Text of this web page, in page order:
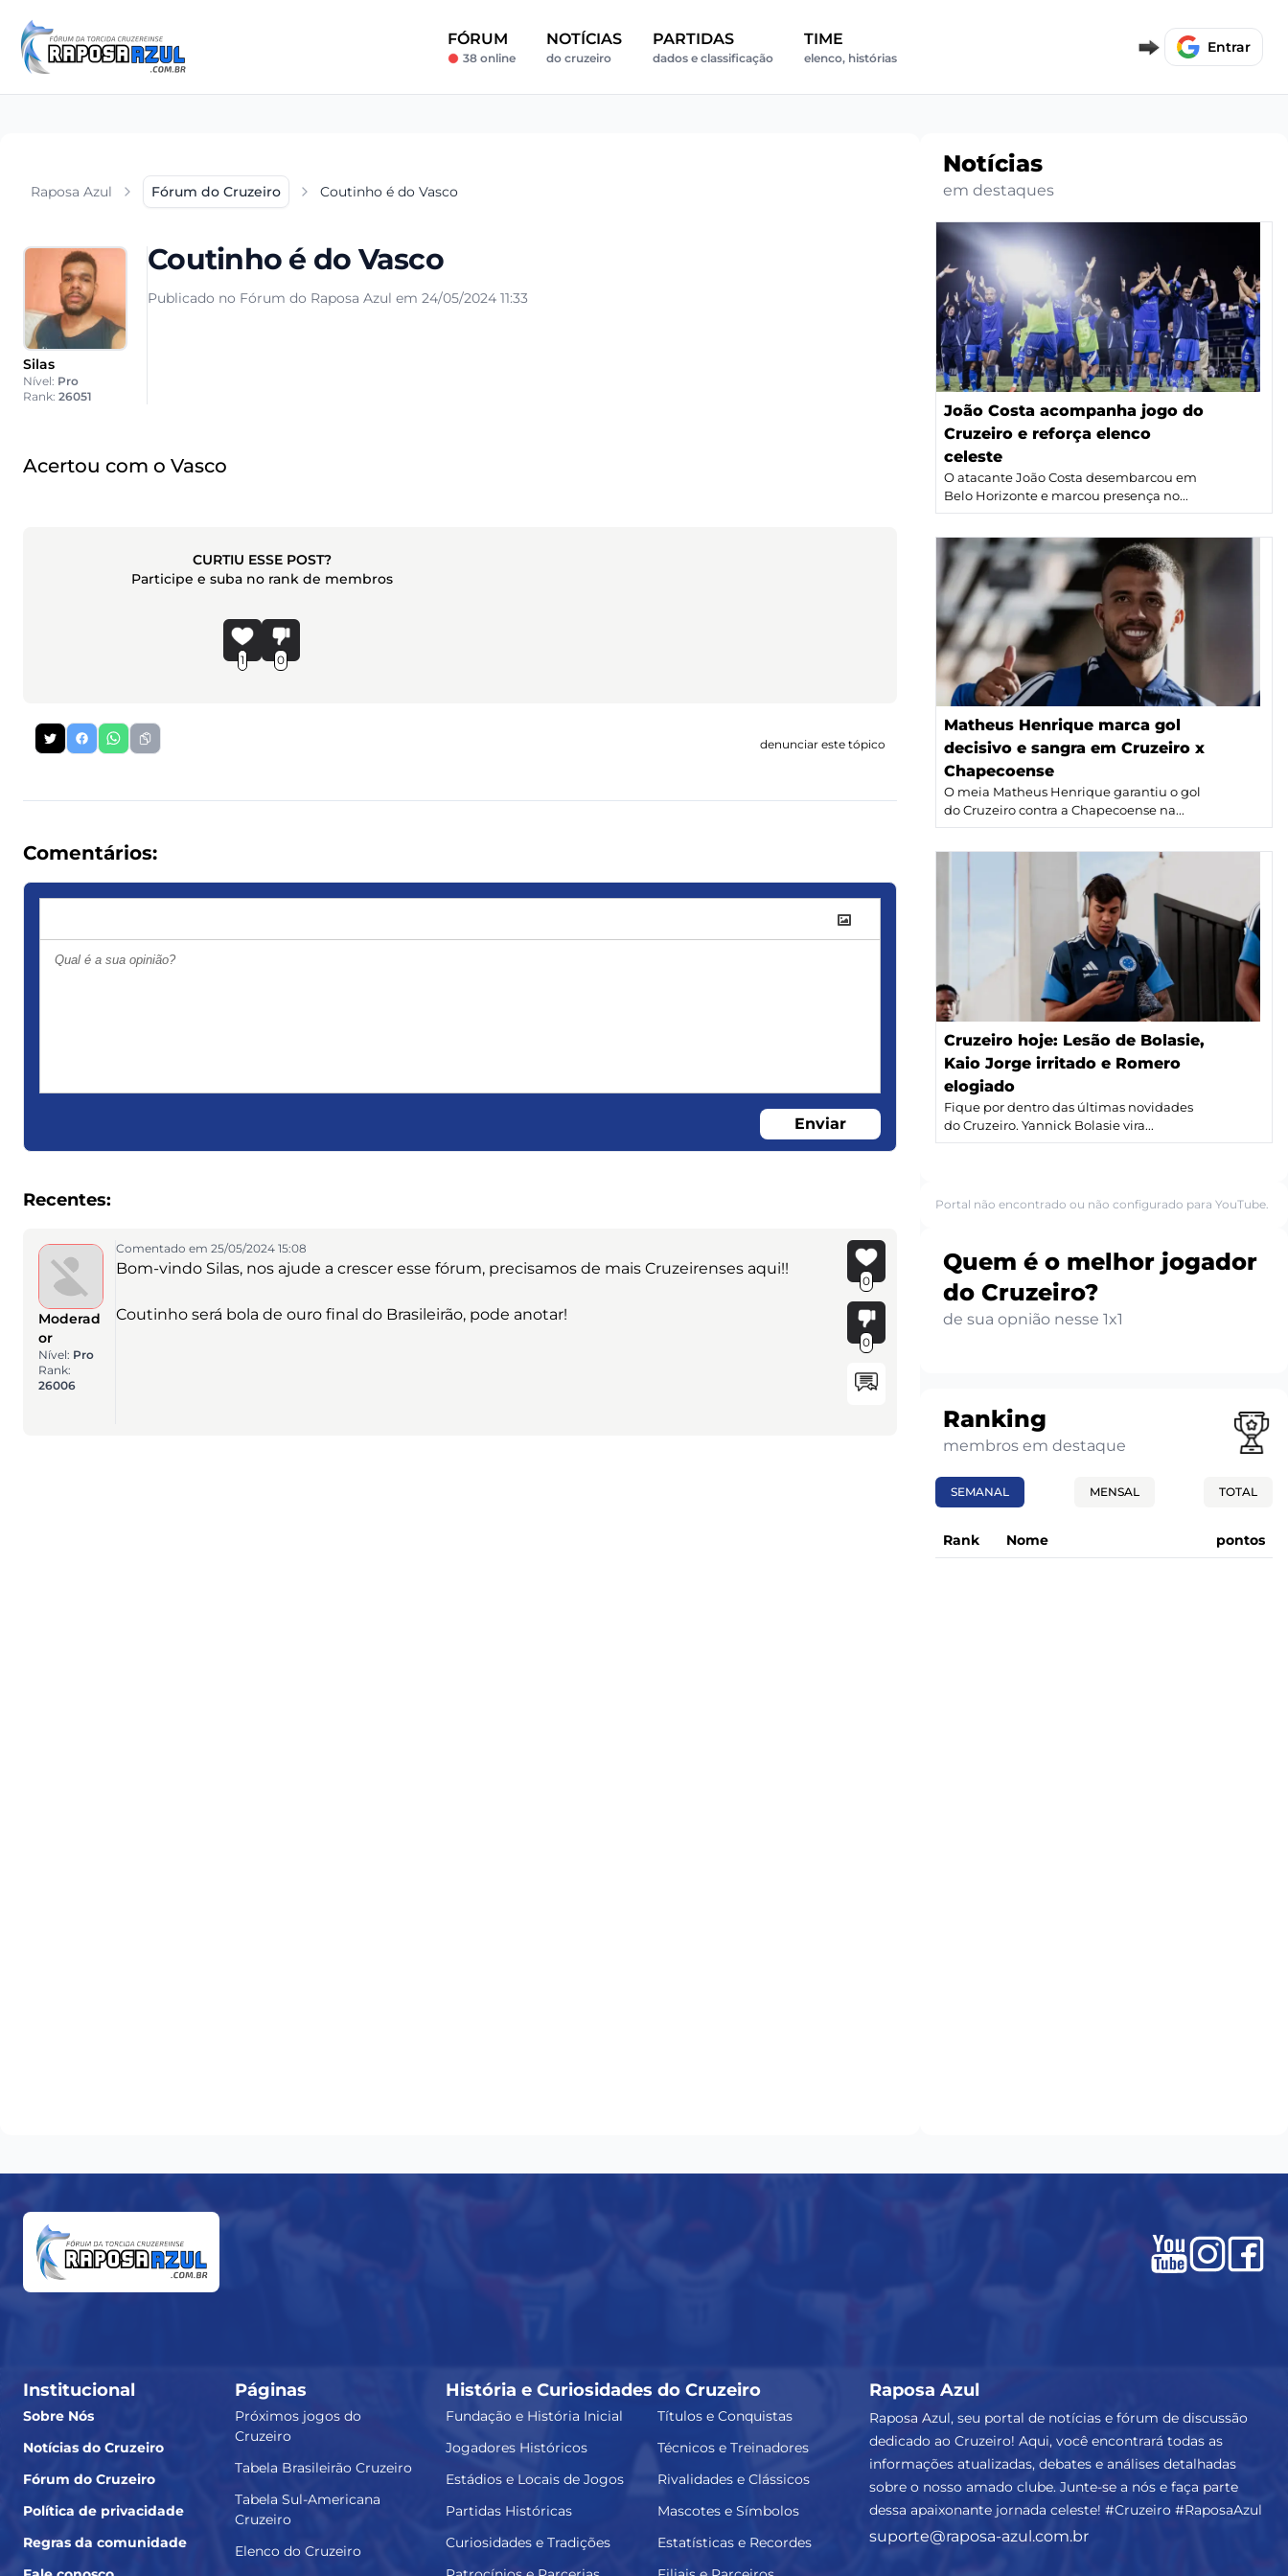
FÓRUM
38 online
NOTÍCIAS
do cruzeiro
PARTIDAS
dados e classificação
TIME
elenco, histórias
Entrar
Raposa Azul Fórum do Cruzeiro Coutinho é do Vasco
Silas
Nível: Pro
Rank: 26051
Coutinho é do Vasco
Publicado no Fórum do Raposa Azul em 24/05/2024 11:33
Acertou com o Vasco
CURTIU ESSE POST?
Participe e suba no rank de membros
1 0
denunciar este tópico
Comentários:
Enviar
Recentes:
Moderad
or
Nível: Pro
Rank:
26006
Comentado em 25/05/2024 15:08
Bom-vindo Silas, nos ajude a crescer esse fórum, precisamos de mais Cruzeirenses aqui!!
Coutinho será bola de ouro final do Brasileirão, pode anotar!
0
0
Notícias
em destaques
João Costa acompanha jogo do
Cruzeiro e reforça elenco
celeste
O atacante João Costa desembarcou em
Belo Horizonte e marcou presença no...
Matheus Henrique marca gol
decisivo e sangra em Cruzeiro x
Chapecoense
O meia Matheus Henrique garantiu o gol
do Cruzeiro contra a Chapecoense na...
Cruzeiro hoje: Lesão de Bolasie,
Kaio Jorge irritado e Romero
elogiado
Fique por dentro das últimas novidades
do Cruzeiro. Yannick Bolasie vira...
Portal não encontrado ou não configurado para YouTube.
Quem é o melhor jogador
do Cruzeiro?
de sua opnião nesse 1x1
Ranking
membros em destaque
SEMANAL MENSAL TOTAL
Rank Nome pontos
Institucional
Sobre Nós
Notícias do Cruzeiro
Fórum do Cruzeiro
Política de privacidade
Regras da comunidade
Páginas
Próximos jogos do
Cruzeiro
Tabela Brasileirão Cruzeiro
Tabela Sul-Americana
Cruzeiro
Elenco do Cruzeiro
História e Curiosidades do Cruzeiro
Fundação e História Inicial
Títulos e Conquistas
Jogadores Históricos
Técnicos e Treinadores
Estádios e Locais de Jogos
Rivalidades e Clássicos
Partidas Históricas
Mascotes e Símbolos
Curiosidades e Tradições
Estatísticas e Recordes
Raposa Azul
Raposa Azul, seu portal de notícias e fórum de discussão
dedicado ao Cruzeiro! Aqui, você encontrará todas as
informações atualizadas, debates e análises detalhadas
sobre o nosso amado clube. Junte-se a nós e faça parte
dessa apaixonante jornada celeste! #Cruzeiro #RaposaAzul
suporte@raposa-azul.com.br